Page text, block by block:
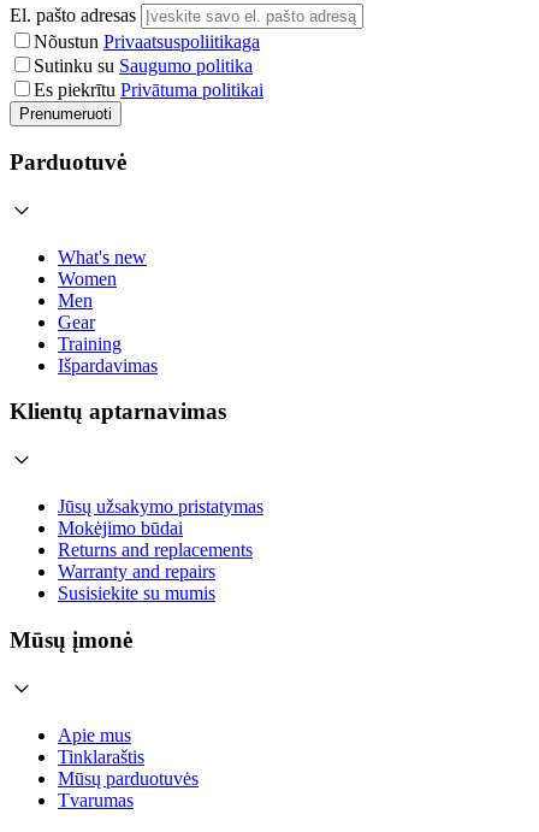
El. pašto adresas
Nõustun Privaatsuspoliitikaga
Sutinku su Saugumo politika
Es piekrītu Privātuma politikai
Prenumeruoti
Parduotuvė
What's new
Women
Men
Gear
Training
Išpardavimas
Klientų aptarnavimas
Jūsų užsakymo pristatymas
Mokėjimo būdai
Returns and replacements
Warranty and repairs
Susisiekite su mumis
Mūsų įmonė
Apie mus
Tinklaraštis
Mūsų parduotuvės
Tvarumas